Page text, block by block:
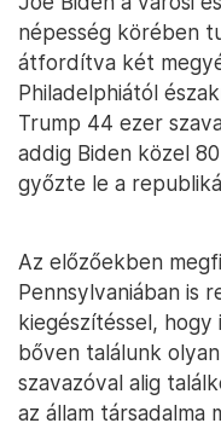
népesség körében
átfordítva két
Philadelphiától
Trump 44 ezer
addig Biden közel
győzte le a
Az előzőekben
Pennsylvaniában is
kiegészítéssel,
bőven találunk
szavazóval alig
az állam társadalma